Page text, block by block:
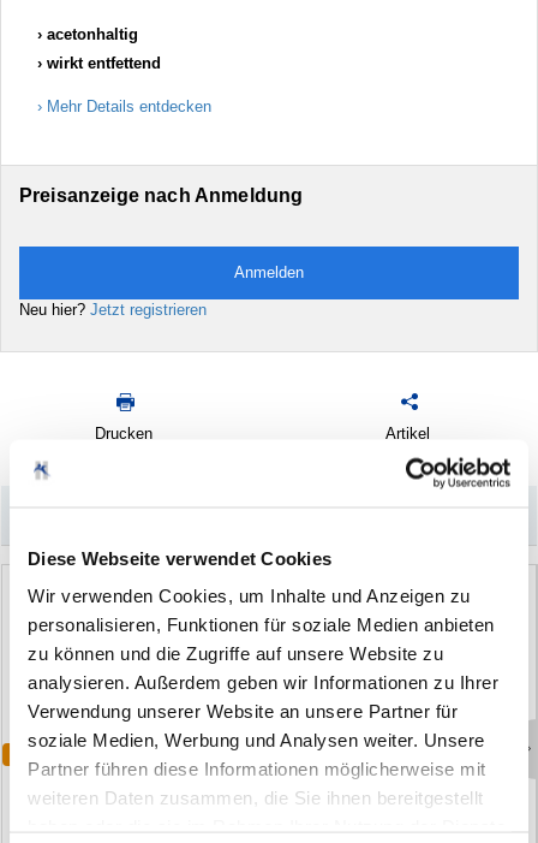
Diese Webseite verwendet Cookies
Wir verwenden Cookies, um Inhalte und Anzeigen zu
personalisieren, Funktionen für soziale Medien anbieten
zu können und die Zugriffe auf unsere Website zu
analysieren. Außerdem geben wir Informationen zu Ihrer
Verwendung unserer Website an unsere Partner für
soziale Medien, Werbung und Analysen weiter. Unsere
Partner führen diese Informationen möglicherweise mit
weiteren Daten zusammen, die Sie ihnen bereitgestellt
acetonhaltig
wirkt entfettend
Mehr Details entdecken
Preisanzeige nach Anmeldung
Anmelden
Neu hier? Jetzt registrieren
Drucken
Artikel
empfehlen
Br em senre inige r Br emtec
Bestseller
Brem se n reini g er MC-1